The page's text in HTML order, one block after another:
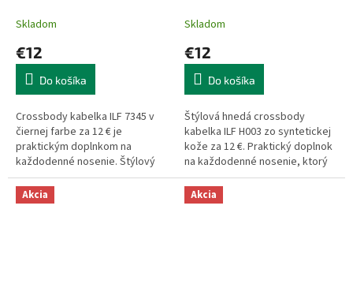
Skladom
€12
Do košíka
Crossbody kabelka ILF 7345 v
čiernej farbe za 12 € je
praktickým doplnkom na
každodenné nosenie. Štýlový
kúsok z ponuky rodinného
obchodu z Košíc.
Skladom
€12
Do košíka
Štýlová hnedá crossbody
kabelka ILF H003 zo syntetickej
kože za 12 €. Praktický doplnok
na každodenné nosenie, ktorý
skvele doplní váš outfit.
Objednajte si ju online.
Akcia Akcia